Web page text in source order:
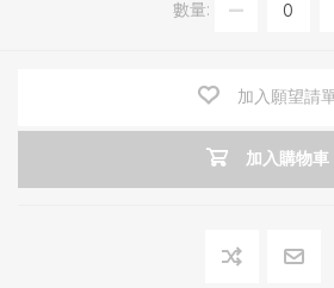
數量:
加入願望請
加入購物車